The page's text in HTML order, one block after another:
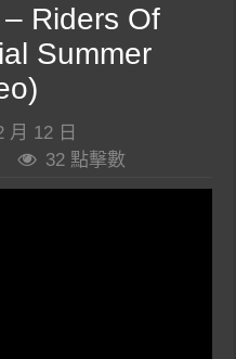
Riders Of
Summer
月 12 日
32 點擊數